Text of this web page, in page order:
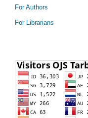
For Authors
For Librarians